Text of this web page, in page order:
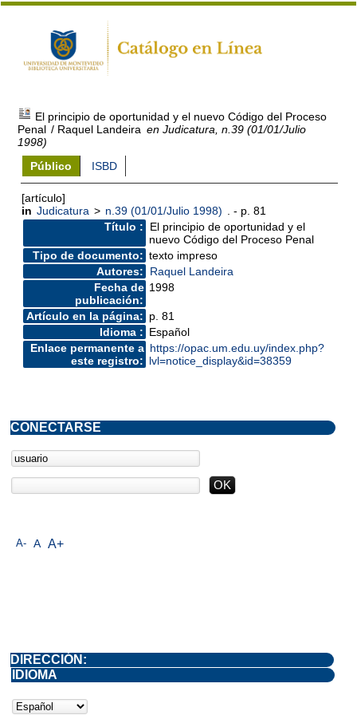
El principio de oportunidad y el nuevo Código del Proceso
Penal / Raquel Landeira en Judicatura, n.39 (01/01/Julio
1998)
Público
ISBD
[artículo]
in Judicatura > n.39 (01/01/Julio 1998)
. - p. 81
Título :
El principio de oportunidad y el
nuevo Código del Proceso Penal
Tipo de documento: texto impreso
Autores:
Raquel Landeira
Fecha de
publicación:
1998
Artículo en la página: p. 81
Idioma : Español
Enlace permanente a
este registro:
https://opac.um.edu.uy/index.php?
lvl=notice_display&id=38359
A- A A+
CONECTARSE
DIRECCIÓN:
IDIOMA